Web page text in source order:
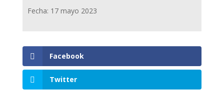
Fecha: 17 mayo 2023
Facebook
Twitter